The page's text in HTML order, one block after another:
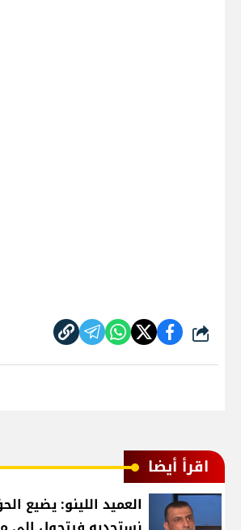
شارك
اقرأ أيضا
العميد اللينو: يضيع